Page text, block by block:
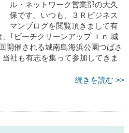
ル・ネットワーク営業部の大久
保です。いつも、３Ｒビジネス
マンブログを閲覧頂きまして有
｢ビーチクリーンアップ ｉｎ 城
開催される城南島海浜公園つばさ
社も有志を集って参加してきま
続きを読む >>